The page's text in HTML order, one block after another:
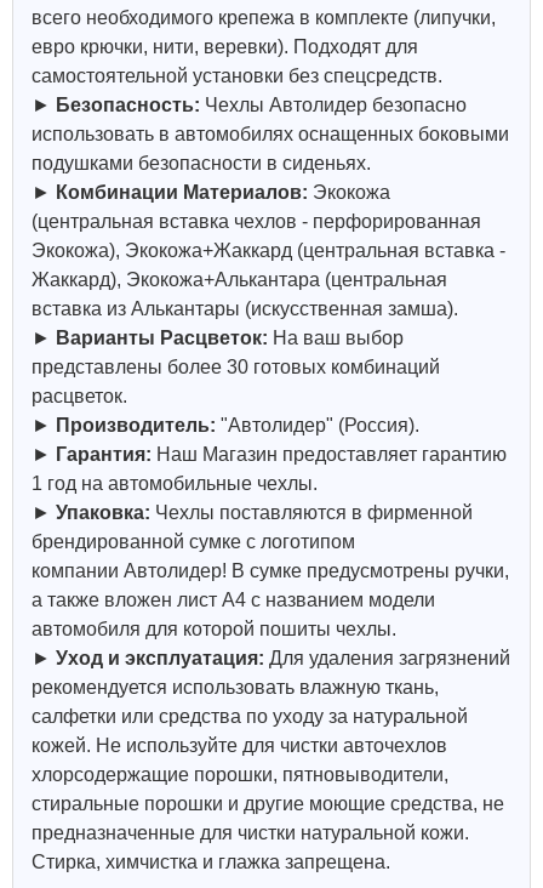
всего необходимого крепежа в комплекте (липучки,
евро крючки, нити, веревки). Подходят для
самостоятельной установки без спецсредств.
► Безопасность: Чехлы Автолидер безопасно
использовать в автомобилях оснащенных боковыми
подушками безопасности в сиденьях.
► Комбинации Материалов: Экокожа
(центральная вставка чехлов - перфорированная
Экокожа), Экокожа+Жаккард (центральная вставка -
Жаккард), Экокожа+Алькантара (центральная
вставка из Алькантары (искусственная замша).
► Варианты Расцветок: На ваш выбор
представлены более 30 готовых комбинаций
расцветок.
► Производитель: "Автолидер" (Россия).
► Гарантия: Наш Магазин предоставляет гарантию
1 год на автомобильные чехлы.
► Упаковка: Чехлы поставляются в фирменной
брендированной сумке с логотипом
компании Автолидер! В сумке предусмотрены ручки,
а также вложен лист А4 с названием модели
автомобиля для которой пошиты чехлы.
► Уход и эксплуатация: Для удаления загрязнений
рекомендуется использовать влажную ткань,
салфетки или средства по уходу за натуральной
кожей. Не используйте для чистки авточехлов
хлорсодержащие порошки, пятновыводители,
стиральные порошки и другие моющие средства, не
предназначенные для чистки натуральной кожи.
Стирка, химчистка и глажка запрещена.